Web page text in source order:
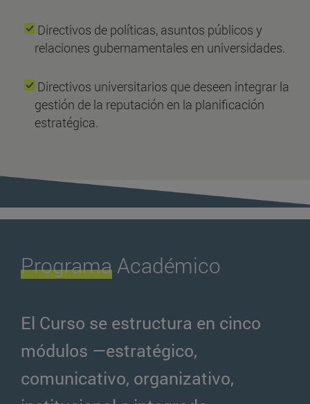
Directivos de políticas, asuntos públicos y
relaciones gubernamentales en universidades.
Directivos universitarios que deseen integrar la
gestión de la reputación en la planificación
estratégica.
ProgramaAcadémico
El Curso se estructura en cinco
módulos —estratégico,
comunicativo, organizativo,